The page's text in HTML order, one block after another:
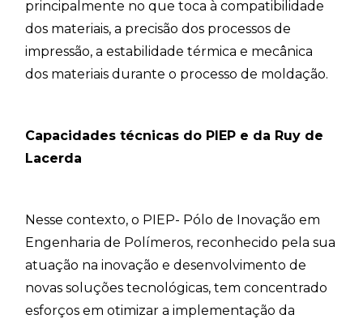
principalmente no que toca à compatibilidade
dos materiais, a precisão dos processos de
impressão, a estabilidade térmica e mecânica
dos materiais durante o processo de moldação.
Capacidades técnicas do PIEP e da Ruy de
Lacerda
Nesse contexto, o PIEP- Pólo de Inovação em
Engenharia de Polímeros, reconhecido pela sua
atuação na inovação e desenvolvimento de
novas soluções tecnológicas, tem concentrado
esforços em otimizar a implementação da